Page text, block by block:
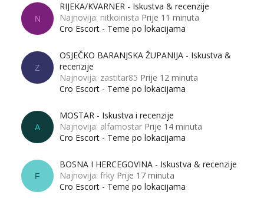
N
RIJEKA/KVARNER - Iskustva & recenzije
Najnovija: nitkoinista Prije 11 minuta
Cro Escort - Teme po lokacijama
Z
OSJEČKO BARANJSKA ŽUPANIJA - Iskustva &
recenzije
Najnovija: zastitar85 Prije 12 minuta
Cro Escort - Teme po lokacijama
A
MOSTAR - Iskustva i recenzije
Najnovija: alfamostar Prije 14 minuta
Cro Escort - Teme po lokacijama
F
BOSNA I HERCEGOVINA - Iskustva & recenzije
Najnovija: frky Prije 17 minuta
Cro Escort - Teme po lokacijama